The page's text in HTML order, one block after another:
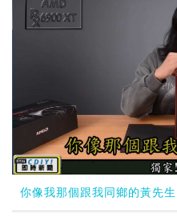
你像我那個跟我同鄉的黃先生